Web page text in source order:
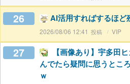
26 AI活用すればするほど
2026/08/06 12:41 VIP
27
【画像あり】宇多田
んでたら疑問に思うとこ
ｗ